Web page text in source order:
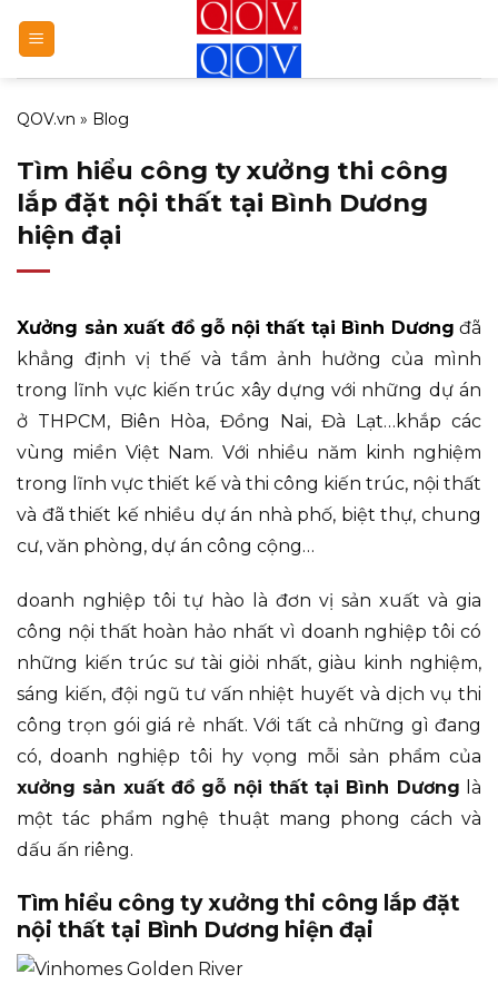
qua
nội
dung
QOV.vn » Blog
Tìm hiểu công ty xưởng thi công
lắp đặt nội thất tại Bình Dương
hiện đại
Xưởng sản xuất đồ gỗ nội thất tại Bình Dương đã
khẳng định vị thế và tầm ảnh hưởng của mình
trong lĩnh vực kiến trúc xây dựng với những dự án
ở THPCM, Biên Hòa, Đồng Nai, Đà Lạt…khắp các
vùng miền Việt Nam. Với nhiều năm kinh nghiệm
trong lĩnh vực thiết kế và thi công kiến trúc, nội thất
và đã thiết kế nhiều dự án nhà phố, biệt thự, chung
cư, văn phòng, dự án công cộng…
doanh nghiệp tôi tự hào là đơn vị sản xuất và gia
công nội thất hoàn hảo nhất vì doanh nghiệp tôi có
những kiến trúc sư tài giỏi nhất, giàu kinh nghiệm,
sáng kiến, đội ngũ tư vấn nhiệt huyết và dịch vụ thi
công trọn gói giá rẻ nhất. Với tất cả những gì đang
có, doanh nghiệp tôi hy vọng mỗi sản phẩm của
xưởng sản xuất đồ gỗ nội thất tại Bình Dương là
một tác phẩm nghệ thuật mang phong cách và
dấu ấn riêng.
Tìm hiểu công ty xưởng thi công lắp đặt
nội thất tại Bình Dương hiện đại